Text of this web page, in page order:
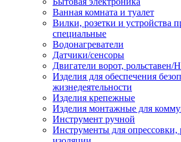
Ванная комната и туалет
Вилки, розетки и устройства
специальные
Водонагреватели
Датчики/сенсоры
Двигатели ворот,
Изделия для обеспечения
жизнедеятельности
Изделия крепежные
Изделия монтажные для
Инструмент ручной
Инструменты для опрессовки,